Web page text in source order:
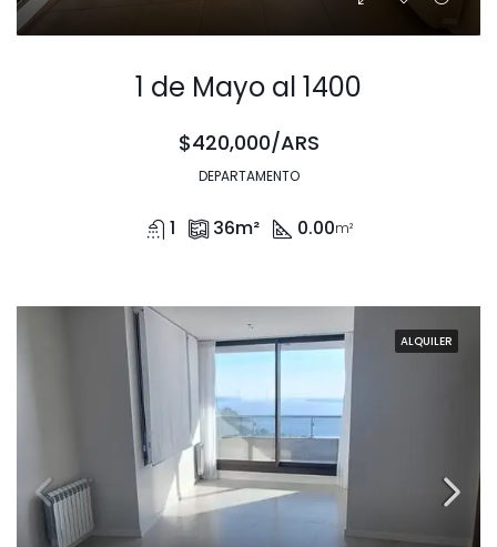
1 de Mayo al 1400
$420,000/ARS
DEPARTAMENTO
1 36m² 0.00m²
ALQUILER